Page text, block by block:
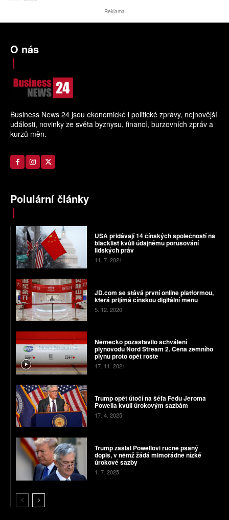
Reklama
O nás
Business News 24 jsou ekonomické i politické zprávy, nejnovější
události, novinky ze světa byznysu, financí, burzovních zpráv a
kurzů měn.
Polulární články
USA přidávají 14 čínských společností na
blacklist kvůli údajnému porušování
lidských práv
11. 7. 2021
JD.com se stává první online platformou,
která přijímá čínskou digitální měnu
5. 12. 2020
Německo pozastavilo schválení
plynovodu Nord Stream 2. Cena zemního
plynu proto opět roste
17. 11. 2021
Trump opět útočí na šéfa Fedu Jeroma
Powella kvůli úrokovým sazbám
17. 4. 2025
Trump zaslal Powellovi ručně psaný
dopis, v němž žádá mimořádně nízké
úrokové sazby
1. 7. 2025